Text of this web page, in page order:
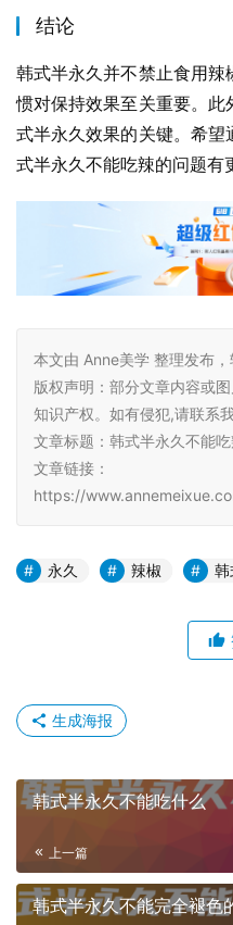
结论
韩式半永久并不禁止食用辣
惯对保持效果至关重要。
式半永久效果的关键。希
式半永久不能吃辣的问题有
本文由 Anne美学 整理发布
版权声明：部分文章内容或
知识产权。如有侵犯,请联系
文章标题：韩式半永久不能
文章链接：
https://
永久 辣椒 韩
生成海报
韩式半永久不能吃什么
上一篇
韩式半永久不能完全褪色